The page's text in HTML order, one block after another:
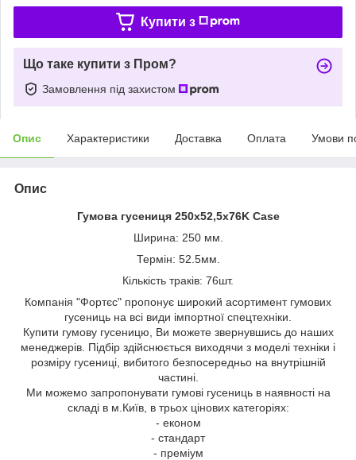
Купити з
Що таке купити з Пром?
Замовлення під захистом
Опис Характеристики Доставка Оплата Умови
Опис
Гумова гусениця 250х52,5х76K Case
Ширина: 250 мм.
Термін: 52.5мм.
Кількість траків: 76шт.
Компанія "Фортєс" пропонує широкий асортимент гумових
гусениць на всі види імпортної спецтехніки.
Купити гумову гусеницю, Ви можете звернувшись до наших
менеджерів. Підбір здійснюється виходячи з моделі техніки і
розміру гусениці, вибитого безпосередньо на внутрішній
частині.
Ми можемо запропонувати гумові гусениць в наявності на
складі в м.Київ, в трьох цінових категоріях:
- економ
- стандарт
- преміум